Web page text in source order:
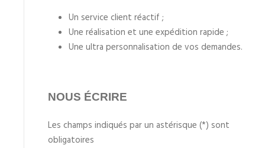
Un service client réactif ;
Une réalisation et une expédition rapide ;
Une ultra personnalisation de vos demandes.
NOUS ÉCRIRE
Les champs indiqués par un astérisque (*) sont
obligatoires